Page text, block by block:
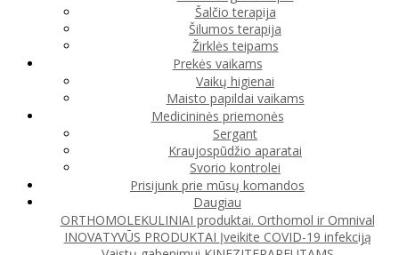
Šalčio terapija
Šilumos terapija
Žirklės teipams
Prekės vaikams
Vaikų higienai
Maisto papildai vaikams
Medicininės priemonės
Sergant
Kraujospūdžio aparatai
Svorio kontrolei
Prisijunk prie mūsų komandos
Daugiau
ORTHOMOLEKULINIAI produktai. Orthomol ir Omnival
INOVATYVŪS PRODUKTAI Įveikite COVID-19 infekciją